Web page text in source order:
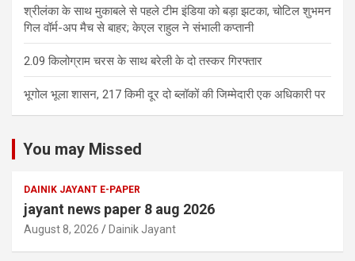
श्रीलंका के साथ मुकाबले से पहले टीम इंडिया को बड़ा झटका, चोटिल शुभमन
गिल वॉर्म-अप मैच से बाहर; केएल राहुल ने संभाली कप्तानी
2.09 किलोग्राम चरस के साथ बरेली के दो तस्कर गिरफ्तार
भूगोल भूला शासन, 217 किमी दूर दो ब्लॉकों की जिम्मेदारी एक अधिकारी पर
You may Missed
DAINIK JAYANT E-PAPER
jayant news paper 8 aug 2026
August 8, 2026 Dainik Jayant